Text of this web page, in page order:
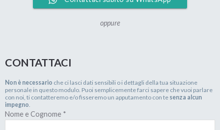
oppure
CONTATTACI
Non è necessario che ci lasci dati sensibili o i dettagli della tua situazione
personale in questo modulo. Puoi semplicemente farci sapere che vuoi parlare
con noi, ti contatteremo e/o fisseremo un apputamento con te senza alcun
impegno
Nome e Cognome *